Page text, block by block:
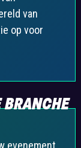
van
op voor